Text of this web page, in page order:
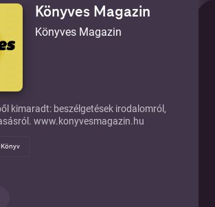
Könyves Magazin
Könyves Magazin
kimaradt: beszélgetések irodalomról,
www.konyvesmagazin.hu
Könyv